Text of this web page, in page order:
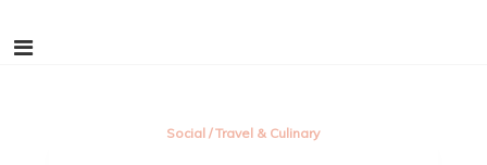
Social /Travel & Culinary